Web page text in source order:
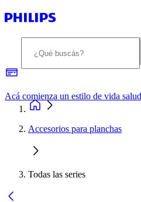
Accesorios para planchas
Todas las series